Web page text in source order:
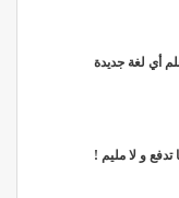
تدفع و لا مليم !